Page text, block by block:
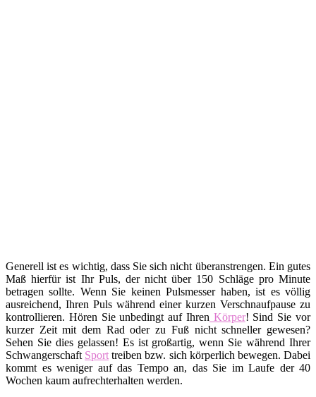
Generell ist es wichtig, dass Sie sich nicht überanstrengen. Ein gutes
Maß hierfür ist Ihr Puls, der nicht über 150 Schläge pro Minute
betragen sollte. Wenn Sie keinen Pulsmesser haben, ist es völlig
ausreichend, Ihren Puls während einer kurzen Verschnaufpause zu
kontrollieren. Hören Sie unbedingt auf Ihren Körper! Sind Sie vor
kurzer Zeit mit dem Rad oder zu Fuß nicht schneller gewesen?
Sehen Sie dies gelassen! Es ist großartig, wenn Sie während Ihrer
Schwangerschaft Sport treiben bzw. sich körperlich bewegen. Dabei
kommt es weniger auf das Tempo an, das Sie im Laufe der 40
Wochen kaum aufrechterhalten werden.